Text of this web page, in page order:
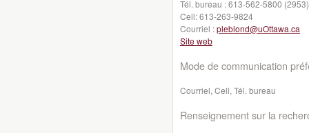
Tél. bureau :613-562-5800 (2953)
Cell:613-263-9824
Courriel :pleblond@uOttawa.ca
Site web
Mode de communication
Courriel, Cell, Tél. bureau
Renseignement sur la